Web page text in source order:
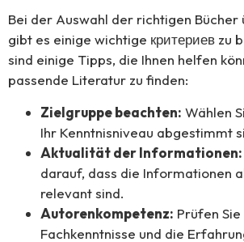
Bei der Auswahl der richtigen
gibt es einige wichtige критериев zu
sind einige Tipps, die Ihnen helfen
passende Literatur zu finden:
Zielgruppe beachten: Wählen
Ihr Kenntnisniveau abgestimmt
Aktualität der Informationen:
darauf, dass die Informationen
relevant sind.
Autorenkompetenz: Prüfen Sie
Fachkenntnisse und die